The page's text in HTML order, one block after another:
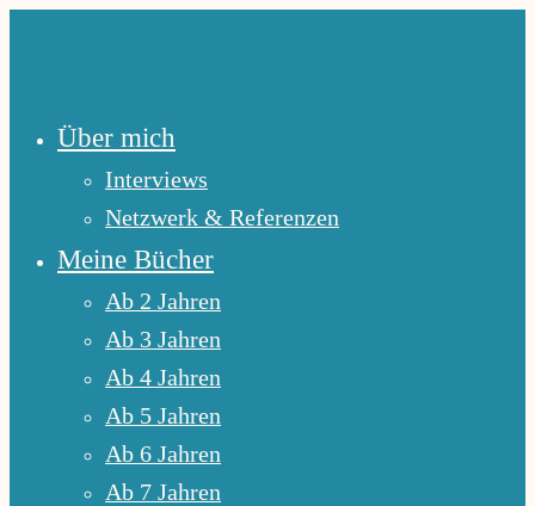
Über mich
Interviews
Netzwerk & Referenzen
Meine Bücher
Ab 2 Jahren
Ab 3 Jahren
Ab 4 Jahren
Ab 5 Jahren
Ab 6 Jahren
Ab 7 Jahren